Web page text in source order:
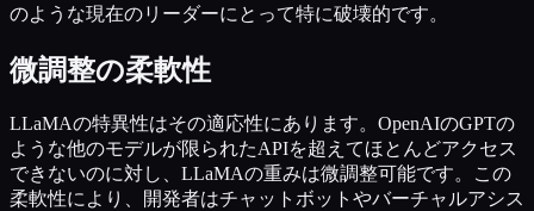
のような現在のリーダーにとって特に破壊的です。
微調整の柔軟性
LLaMAの特異性はその適応性にあります。OpenAIのGPTの
ような他のモデルが限られたAPIを超えてほとんどアクセス
できないのに対し、LLaMAの重みは微調整可能です。この
柔軟性により、開発者はチャットボットやバーチャルアシス